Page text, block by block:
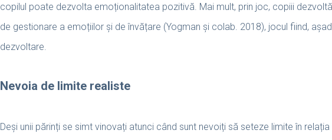
copilul poate dezvolta emoționalitatea pozitivă. Mai mult, prin joc, copiii
de gestionare a emoțiilor și de învățare (Yogman și colab. 2018), jocul fiind,
dezvoltare.
Nevoia de limite realiste
Deși unii părinți se simt vinovați atunci când sunt nevoiți să seteze limite în